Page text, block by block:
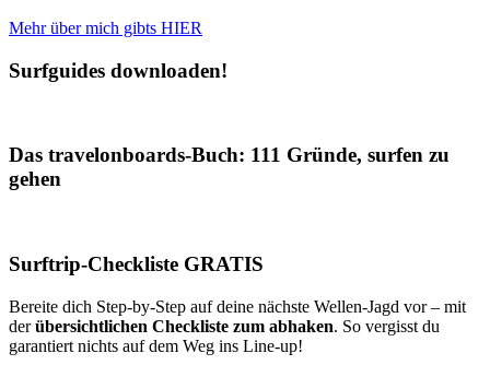
Mehr über mich gibts HIER
Surfguides downloaden!
Das travelonboards-Buch: 111 Gründe, surfen zu
gehen
Surftrip-Checkliste GRATIS
Bereite dich Step-by-Step auf deine nächste Wellen-Jagd vor – mit
derübersichtlichen Checkliste zum abhaken. So vergisst du
garantiert nichts auf dem Weg ins Line-up!